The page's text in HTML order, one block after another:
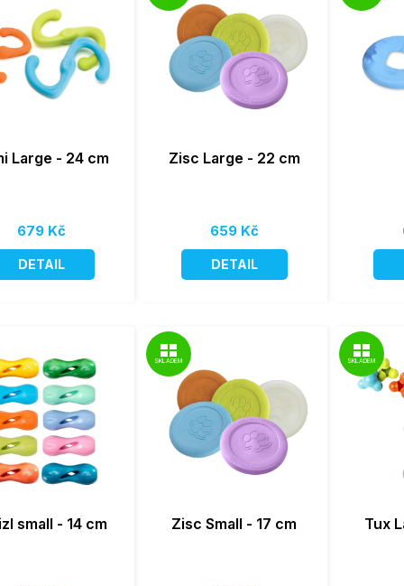
Large - 24 cm
679 Kč
DETAIL
Zisc Large - 22 cm
659 Kč
DETAIL
small - 14 cm
SKLADEM
Zisc Small - 17 cm
SKLADEM
Tux